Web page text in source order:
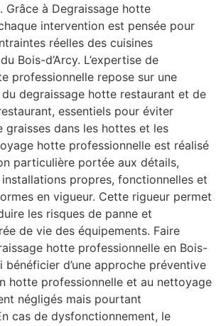
Grâce à Degraissage hotte
intervention est pensée pour
réelles des cuisines
Bois-d’Arcy. L’expertise de
professionnelle repose sur une
degraissage hotte restaurant et de
essentiels pour éviter
graisses dans les hottes et les
hotte professionnelle est réalisé
particulière portée aux détails,
propres, fonctionnelles et
en vigueur. Cette rigueur permet
les risques de panne et
de vie des équipements. Faire
hotte professionnelle en Bois-
bénéficier d’une approche préventive
hotte professionnelle et au nettoyage
négligés mais pourtant
cas de dysfonctionnement, le